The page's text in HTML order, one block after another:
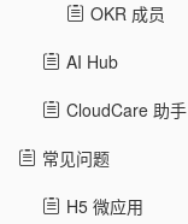
OKR 成员
AI Hub
CloudCare 助手
常见问题
H5 微应用